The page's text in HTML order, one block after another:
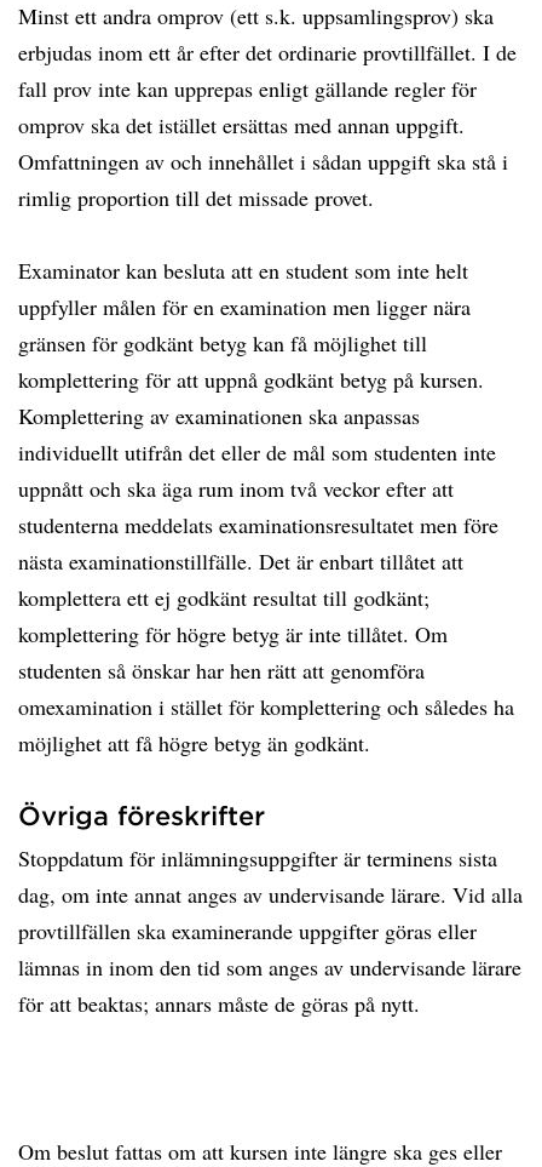
Minst ett andra omprov (ett s.k. uppsamlingsprov) ska
erbjudas inom ett år efter det ordinarie provtillfället. I de
fall prov inte kan upprepas enligt gällande regler för
omprov ska det istället ersättas med annan uppgift.
Omfattningen av och innehållet i sådan uppgift ska stå i
rimlig proportion till det missade provet.
Examinator kan besluta att en student som inte helt
uppfyller målen för en examination men ligger nära
gränsen för godkänt betyg kan få möjlighet till
komplettering för att uppnå godkänt betyg på kursen.
Komplettering av examinationen ska anpassas
individuellt utifrån det eller de mål som studenten inte
uppnått och ska äga rum inom två veckor efter att
studenterna meddelats examinationsresultatet men före
nästa examinationstillfälle. Det är enbart tillåtet att
komplettera ett ej godkänt resultat till godkänt;
komplettering för högre betyg är inte tillåtet. Om
studenten så önskar har hen rätt att genomföra
omexamination i stället för komplettering och således ha
möjlighet att få högre betyg än godkänt.
Övriga föreskrifter
Stoppdatum för inlämningsuppgifter är terminens sista
dag, om inte annat anges av undervisande lärare. Vid alla
provtillfällen ska examinerande uppgifter göras eller
lämnas in inom den tid som anges av undervisande lärare
för att beaktas; annars måste de göras på nytt.
Om beslut fattas om att kursen inte längre ska ges eller